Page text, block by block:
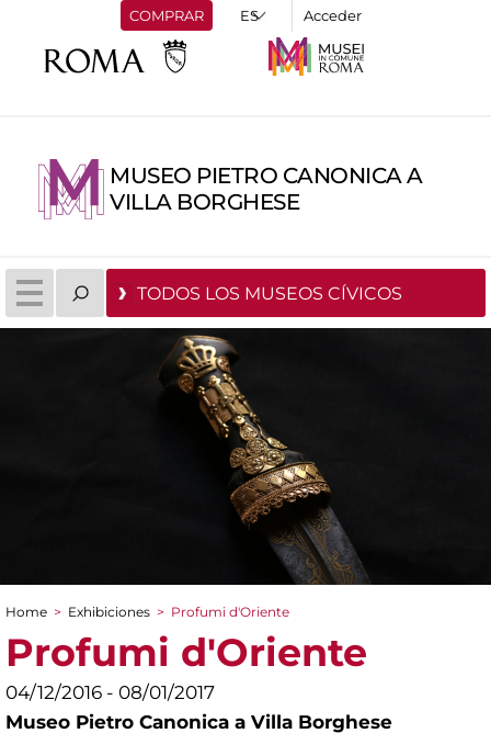
COMPRAR Acceder
MUSEO PIETRO CANONICA A
VILLA BORGHESE
TODOS LOS MUSEOS CÍVICOS
You are here
Home > Exhibiciones > Profumi d'Oriente
Profumi d'Oriente
04/12/2016 - 08/01/2017
Museo Pietro Canonica a Villa Borghese